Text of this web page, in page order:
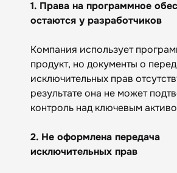
1. Права на программное
остаются у разработчиков
Компания использует
продукт, но документы о
исключительных прав
результате она не может
контроль над ключевым
2. Не оформлена передача
исключительных прав